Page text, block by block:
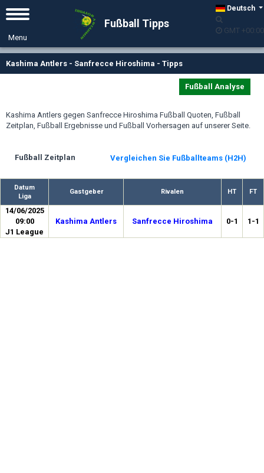
Deutsch
GMT +00:00
Fußball Tipps
Kashima Antlers - Sanfrecce Hiroshima - Tipps
Fußball Analyse
Kashima Antlers gegen Sanfrecce Hiroshima Fußball Quoten, Fußball
Zeitplan, Fußball Ergebnisse und Fußball Vorhersagen auf unserer Seite.
Fußball Zeitplan Vergleichen Sie Fußballteams (H2H)
Datum
Liga
Gastgeber Rivalen HT FT
14/06/2025
09:00
J1 League
Kashima Antlers Sanfrecce Hiroshima 0-1 1-1